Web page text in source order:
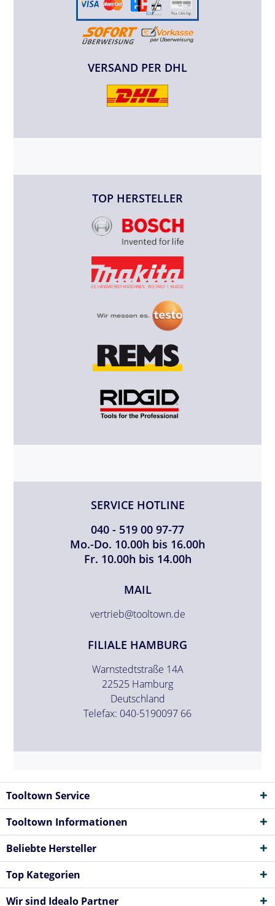
VERSAND PER DHL
TOP HERSTELLER
SERVICE HOTLINE
040 - 519 00 97-77
Mo.-Do. 10.00h bis 16.00h
Fr. 10.00h bis 14.00h
MAIL
vertrieb@tooltown.de
FILIALE HAMBURG
Warnstedtstraße 14A
22525 Hamburg
Deutschland
Telefax: 040-5190097 66
Tooltown Service
Tooltown Informationen
Beliebte Hersteller
Top Kategorien
Wir sind Idealo Partner